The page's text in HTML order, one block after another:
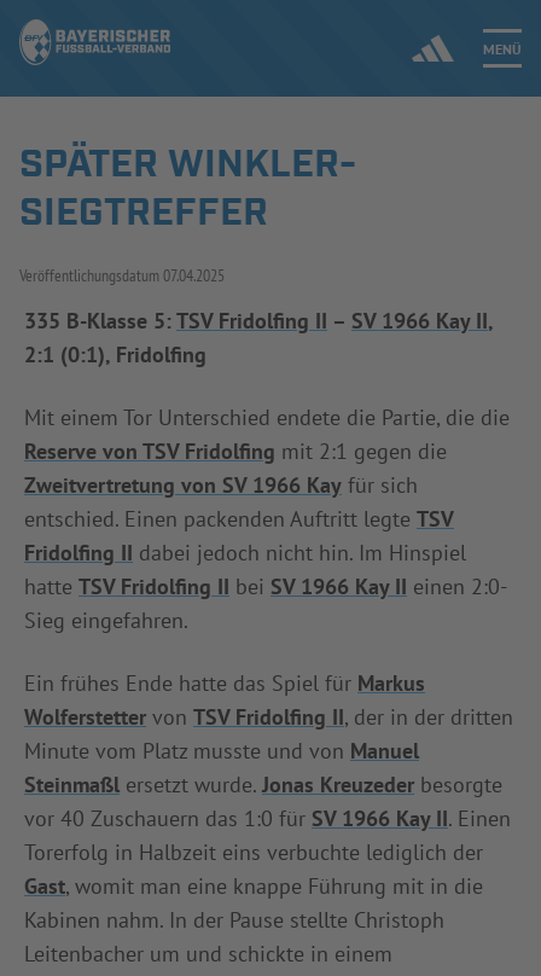
MENÜ
SPIELBETRIEB & VERBANDSLEBEN
AUSBILDUNG & FÖRDERUNG
DER VERBAND
INFOTHEK
SPÄTER WINKLER-
SIEGTREFFER
Veröffentlichungsdatum 07.04.2025
335 B-Klasse 5: TSV Fridolfing II – SV 1966 Kay II,
2:1 (0:1), Fridolfing
Mit einem Tor Unterschied endete die Partie, die die
Reserve von TSV Fridolfing mit 2:1 gegen die
Zweitvertretung von SV 1966 Kay für sich
entschied. Einen packenden Auftritt legte TSV
Fridolfing II dabei jedoch nicht hin. Im Hinspiel
hatte TSV Fridolfing II bei SV 1966 Kay II einen 2:0-
Sieg eingefahren.
Ein frühes Ende hatte das Spiel für Markus
Wolferstetter von TSV Fridolfing II, der in der dritten
Minute vom Platz musste und von Manuel
Steinmaßl ersetzt wurde. Jonas Kreuzeder besorgte
vor 40 Zuschauern das 1:0 für SV 1966 Kay II. Einen
Torerfolg in Halbzeit eins verbuchte lediglich der
Gast, womit man eine knappe Führung mit in die
Kabinen nahm. In der Pause stellte Christoph
Leitenbacher um und schickte in einem